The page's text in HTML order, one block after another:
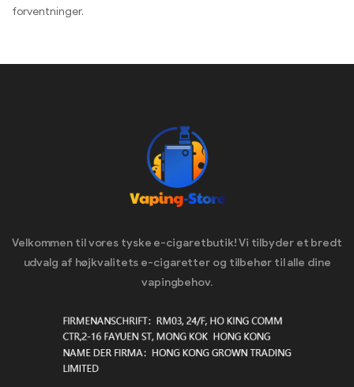
forventninger.
Velkommen til vores tyske e-cigaretbutik! Vi tilbyder et bredt
udvalg af højkvalitets e-cigaretter og tilbehør til alle dine
vapingbehov.